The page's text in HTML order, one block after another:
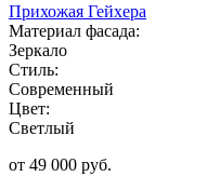
Прихожая Гейхера
Материал фасада:
Зеркало
Стиль:
Современный
Цвет:
Светлый
от 49 000 руб.